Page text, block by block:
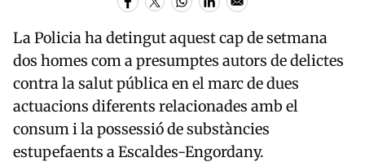
La Policia ha detingut aquest cap de setmana
dos homes com a presumptes autors de delictes
contra la salut pública en el marc de dues
actuacions diferents relacionades amb el
consum i la possessió de substàncies
estupefaents aEscaldes-Engordany.